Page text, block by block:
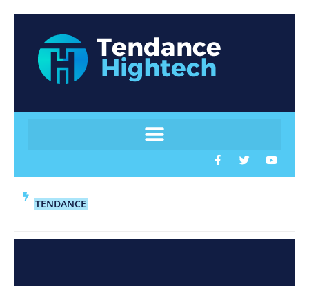
TENDANCE